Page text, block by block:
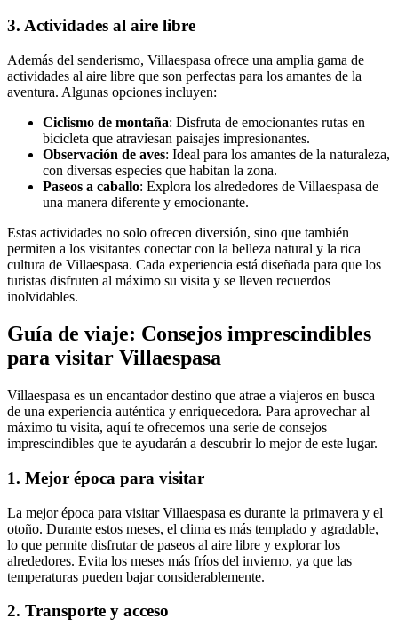
3. Actividades al aire libre
Además del senderismo, Villaespasa ofrece una amplia gama de
actividades al aire libre que son perfectas para los amantes de la
aventura. Algunas opciones incluyen:
Ciclismo de montaña: Disfruta de emocionantes rutas en
bicicleta que atraviesan paisajes impresionantes.
Observación de aves: Ideal para los amantes de la naturaleza,
con diversas especies que habitan la zona.
Paseos a caballo: Explora los alrededores de Villaespasa de
una manera diferente y emocionante.
Estas actividades no solo ofrecen diversión, sino que también
permiten a los visitantes conectar con la belleza natural y la rica
cultura de Villaespasa. Cada experiencia está diseñada para que los
turistas disfruten al máximo su visita y se lleven recuerdos
inolvidables.
Guía de viaje: Consejos imprescindibles
para visitar Villaespasa
Villaespasa es un encantador destino que atrae a viajeros en busca
de una experiencia auténtica y enriquecedora. Para aprovechar al
máximo tu visita, aquí te ofrecemos una serie de consejos
imprescindibles que te ayudarán a descubrir lo mejor de este lugar.
1. Mejor época para visitar
La mejor época para visitar Villaespasa es durante la primavera y el
otoño. Durante estos meses, el clima es más templado y agradable,
lo que permite disfrutar de paseos al aire libre y explorar los
alrededores. Evita los meses más fríos del invierno, ya que las
temperaturas pueden bajar considerablemente.
2. Transporte y acceso